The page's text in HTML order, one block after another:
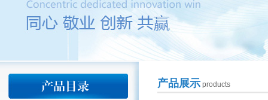
产品展示products